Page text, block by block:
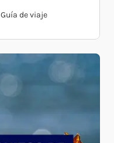
Guía de viaje